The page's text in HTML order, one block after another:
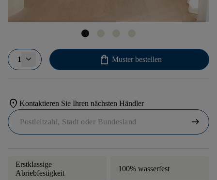
1 shopping_bag Muster bestellen
location_on Kontaktieren Sie Ihren nächsten Händler
arrow_right_alt
Erstklassige
Abriebfestigkeit
100% wasserfest